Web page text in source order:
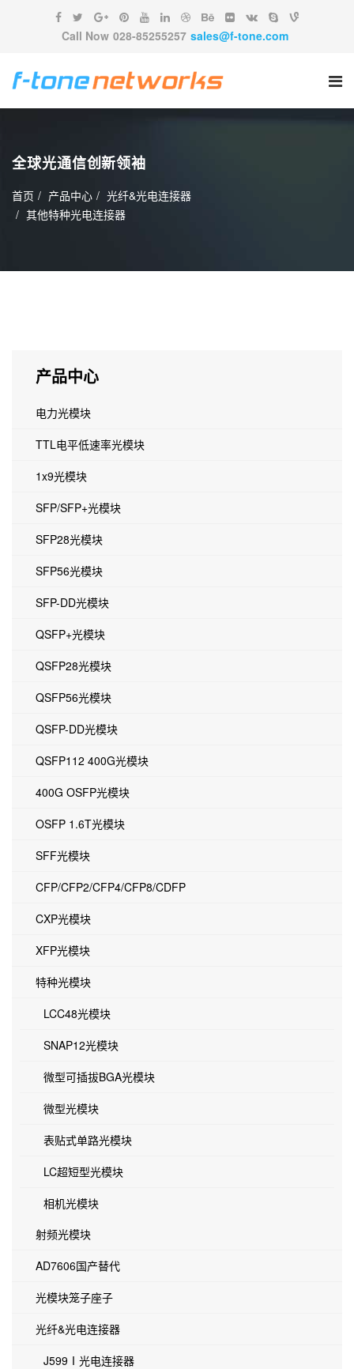
Call Now 028-85255257 sales@f-tone.com
全球光通信创新领袖
首页 产品中心
光纤&光电连接器
其他特种光电连接器
产品中心
电力光模块
TTL电平低速率光模块
1x9光模块
SFP/SFP+光模块
SFP28光模块
SFP56光模块
SFP-DD光模块
QSFP+光模块
QSFP28光模块
QSFP56光模块
QSFP-DD光模块
QSFP112 400G光模块
400G OSFP光模块
OSFP 1.6T光模块
SFF光模块
CFP/CFP2/CFP4/CFP8/CDFP
CXP光模块
XFP光模块
特种光模块
LCC48光模块
SNAP12光模块
微型可插拔BGA光模块
微型光模块
表贴式单路光模块
LC超短型光模块
相机光模块
射频光模块
AD7606国产替代
光模块笼子座子
光纤&光电连接器
J599Ⅰ光电连接器